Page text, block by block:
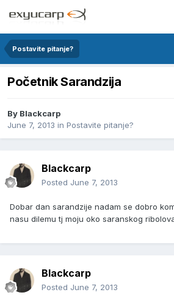
Postavite pitanje?
Početnik Sarandzija
By Blackcarp
June 7, 2013 in Postavite pitanje?
Blackcarp
Posted June 7, 2013
Dobar dan sarandzije nadam se dobro
nasu dilemu tj moju oko saranskog
Blackcarp
Posted June 7, 2013